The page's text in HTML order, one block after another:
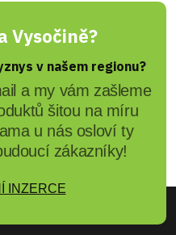
Vysočině?
v našem regionu?
a my vám zašleme
šitou na míru
u nás osloví ty
zákazníky!
INZERCE